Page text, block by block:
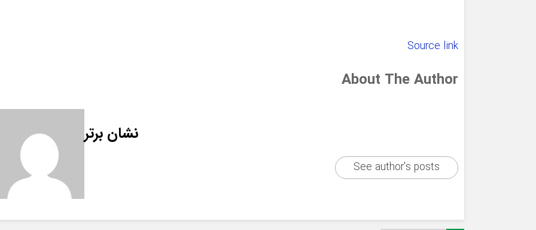
Source link
About The Author
نشان برتر
See author's posts